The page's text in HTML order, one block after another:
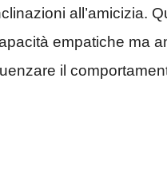
all’amicizia.
empatiche ma
il